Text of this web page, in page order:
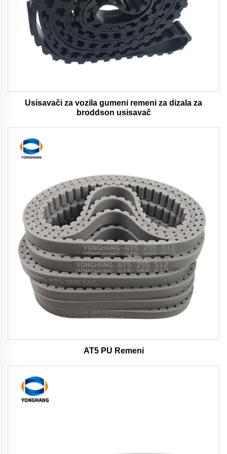
Usisavači za vozila gumeni remeni za dizala za
broddson usisavač
AT5 PU Remeni